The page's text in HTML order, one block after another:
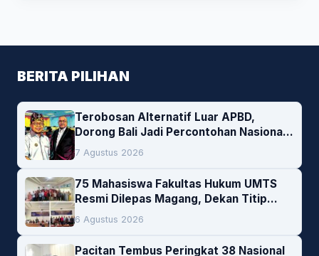
BERITA PILIHAN
Terobosan Alternatif Luar APBD,
Dorong Bali Jadi Percontohan Nasional
Pembiayaan Daerah
7 Agustus 2026
75 Mahasiswa Fakultas Hukum UMTS
Resmi Dilepas Magang, Dekan Titip
Empat Pesan Penting
6 Agustus 2026
Pacitan Tembus Peringkat 38 Nasional